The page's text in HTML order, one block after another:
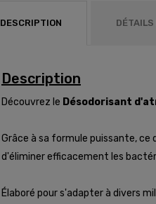
DESCRIPTION DÉTAILS
Description
Découvrez le Désodorisant
Grâce à sa formule puissante,
d'éliminer efficacement les
Élaboré pour s'adapter à divers